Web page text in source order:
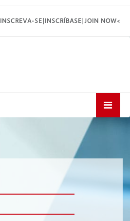
INSCREVA-SE|INSCRÍBASE|JOIN NOW<